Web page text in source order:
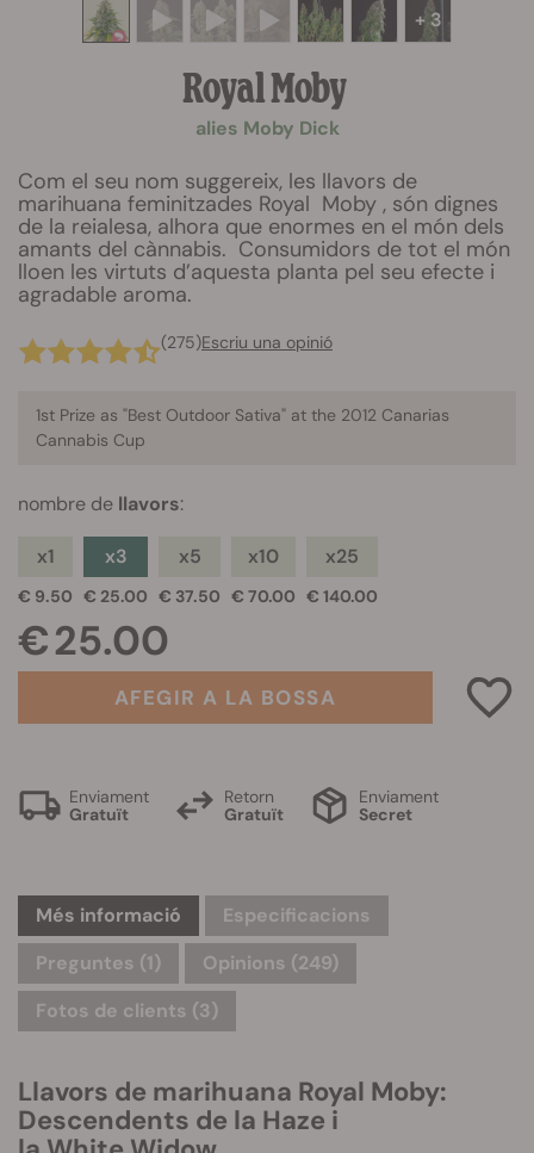
+ 3
Royal Moby
alies Moby Dick
Com el seu nom suggereix, les llavors de
marihuana feminitzades Royal Moby , són dignes
de la reialesa, alhora que enormes en el món dels
amants del cànnabis. Consumidors de tot el món
lloen les virtuts d’aquesta planta pel seu efecte i
agradable aroma.
(275)Escriu una opinió
1st Prize as "Best Outdoor Sativa" at the 2012 Canarias
Cannabis Cup
nombre de llavors:
x1
€ 9.50
x3
€ 25.00
x5
€ 37.50
x10
€ 70.00
x25
€ 140.00
€ 25.00
AFEGIR A LA BOSSA
Enviament
Gratuït
Retorn
Gratuït
Enviament
Secret
Més informació
Especificacions
Preguntes (1)
Opinions (249)
Fotos de clients (3)
Llavors de marihuana Royal Moby:
Descendents de la Haze i